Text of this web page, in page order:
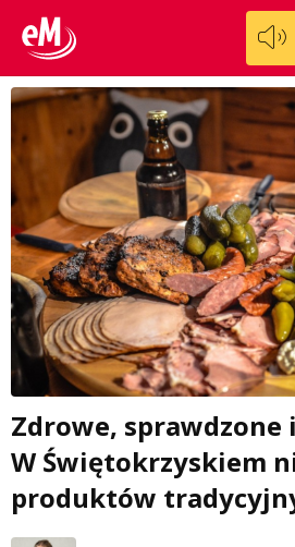
Zdrowe, sprawdzone
W Świętokrzyskiem
produktów